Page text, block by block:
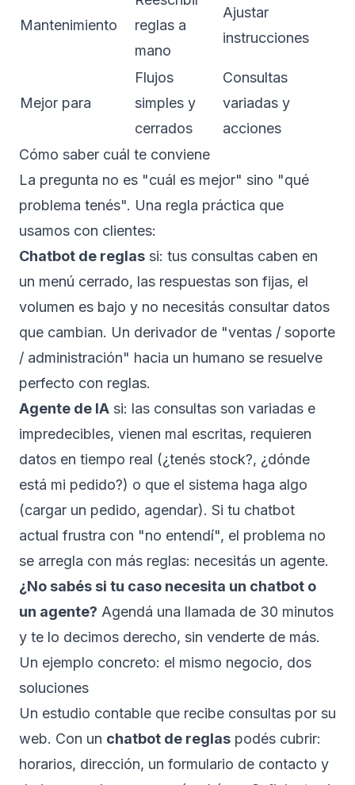
Mantenimiento
reglas a
mano
Ajustar
instrucciones
Mejor para
Flujos
simples y
cerrados
Consultas
variadas y
acciones
Cómo saber cuál te conviene
La pregunta no es "cuál es mejor" sino "qué
problema tenés". Una regla práctica que
usamos con clientes:
Chatbot de reglas si: tus consultas caben en
un menú cerrado, las respuestas son fijas, el
volumen es bajo y no necesitás consultar datos
que cambian. Un derivador de "ventas / soporte
/ administración" hacia un humano se resuelve
perfecto con reglas.
Agente de IA si: las consultas son variadas e
impredecibles, vienen mal escritas, requieren
datos en tiempo real (¿tenés stock?, ¿dónde
está mi pedido?) o que el sistema haga algo
(cargar un pedido, agendar). Si tu chatbot
actual frustra con "no entendí", el problema no
se arregla con más reglas: necesitás un agente.
¿No sabés si tu caso necesita un chatbot o
un agente? Agendá una llamada de 30 minutos
y te lo decimos derecho, sin venderte de más.
Un ejemplo concreto: el mismo negocio, dos
soluciones
Un estudio contable que recibe consultas por su
web. Con un chatbot de reglas podés cubrir:
horarios, dirección, un formulario de contacto y